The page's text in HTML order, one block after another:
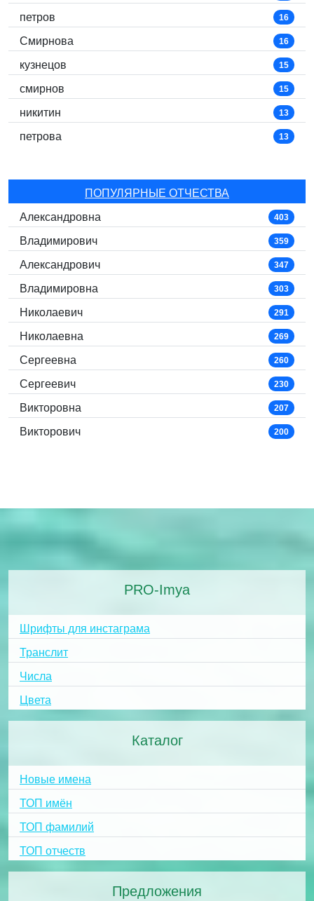
петров 16
Смирнова 16
кузнецов 15
смирнов 15
никитин 13
петрова 13
ПОПУЛЯРНЫЕ ОТЧЕСТВА
Александровна
403
Владимирович 359
Александрович 347
Владимировна 303
Николаевич 291
Николаевна 269
Сергеевна 260
Сергеевич 230
Викторовна 207
Викторович 200
PRO-Imya
Шрифты для инстаграма
Транслит
Числа
Цвета
Каталог
Новые имена
ТОП имён
ТОП фамилий
ТОП отчеств
Предложения